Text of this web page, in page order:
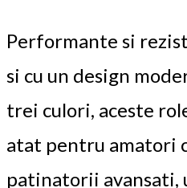
Performante si
si cu un design
trei culori, aceste
atat pentru amatori
patinatorii